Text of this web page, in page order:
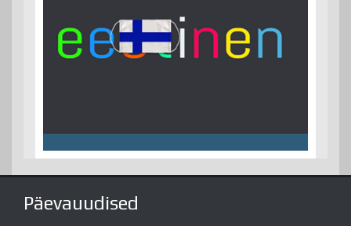
Päevauudised